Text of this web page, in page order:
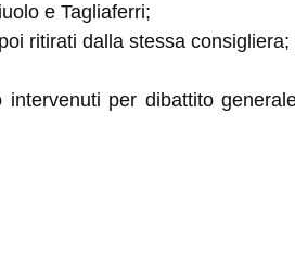
e Tagliaferri;
ritirati dalla stessa consigliera;
per dibattito